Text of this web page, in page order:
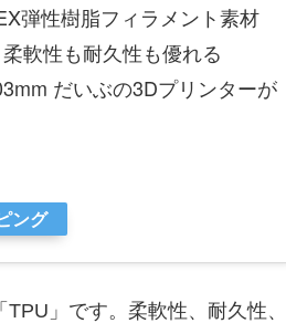
弾性樹脂フィラメント素材
軟性も耐久性も優れる
だいぶの3Dプリンターが
ング
」です。柔軟性、耐久性、